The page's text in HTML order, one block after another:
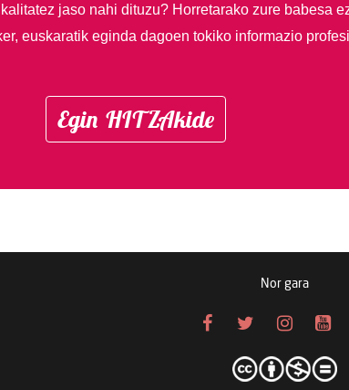
jaso nahi dituzu? Horretarako zure babesa
euskaratik eginda dagoen tokiko informazio
Egin HITZAkide
Nor gara